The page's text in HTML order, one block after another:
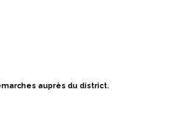
auprès du district.